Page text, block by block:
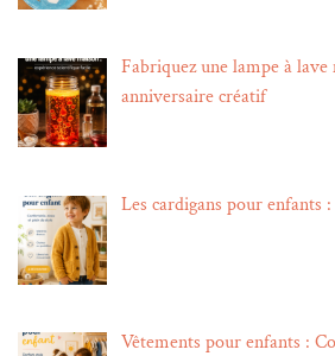
Fabriquez une lampe à
anniversaire créatif
Les cardigans pour enfants
Vêtements pour enfants :